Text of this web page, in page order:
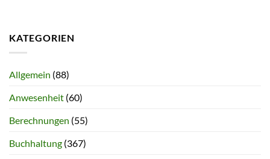
KATEGORIEN
Allgemein (88)
Anwesenheit (60)
Berechnungen (55)
Buchhaltung (367)